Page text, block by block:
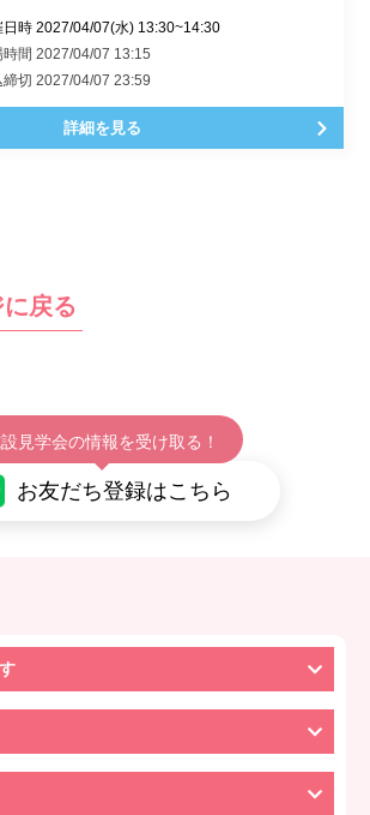
日時 2027/04/07(水) 13:30~14:30
時間 2027/04/07 13:15
締切 2027/04/07 23:59
詳細を見る
戻る
見学会の情報を受け取る！
お友だち登録はこちら